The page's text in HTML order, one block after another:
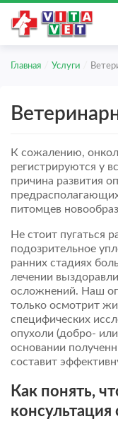
Главная Услуги
К сожалению,
регистрируются у
причина развития
питомцев
Не стоит пугаться
подозрительное
ранних стадиях
лечении
осложнений. Наш
только осмотрит
специфических
опухоли (добро-
основании
составит
Как понять,
консультация